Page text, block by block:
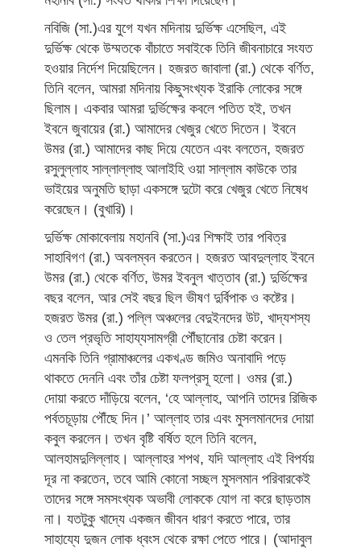
নবিজি (সা.)এর যুগে যখন মদিনায় দুর্ভিক্ষ এসেছিল, এই
দুর্ভিক্ষ থেকে উম্মতকে বাঁচাতে সবাইকে তিনি জীবনাচারে সংযত
হওয়ার নির্দেশ দিয়েছিলেন। হজরত জাবালা (রা.) থেকে বর্ণিত,
তিনি বলেন, আমরা মদিনায় কিছুসংখ্যক ইরাকি লোকের সঙ্গে
ছিলাম। একবার আমরা দুর্ভিক্ষের কবলে পতিত হই, তখন
ইবনে জুবায়ের (রা.) আমাদের খেজুর খেতে দিতেন। ইবনে
উমর (রা.) আমাদের কাছ দিয়ে যেতেন এবং বলতেন, হজরত
রসুলুল্লাহ সাল্লাল্লাহু আলাইহি ওয়া সাল্লাম কাউকে তার
ভাইয়ের অনুমতি ছাড়া একসঙ্গে দুটো করে খেজুর খেতে নিষেধ
করেছেন। (বুখারি)।
দুর্ভিক্ষ মোকাবেলায় মহানবি (সা.)এর শিক্ষাই তার পবিত্র
সাহাবিগণ (রা.) অবলম্বন করতেন। হজরত আবদুল্লাহ ইবনে
উমর (রা.) থেকে বর্ণিত, উমর ইবনুল খাত্তাব (রা.) দুর্ভিক্ষের
বছর বলেন, আর সেই বছর ছিল ভীষণ দুর্বিপাক ও কষ্টের।
হজরত উমর (রা.) পল্লি অঞ্চলের বেদুইনদের উট, খাদ্যশস্য
ও তেল প্রভৃতি সাহায্যসামগ্রী পৌঁছানোর চেষ্টা করেন।
এমনকি তিনি গ্রামাঞ্চলের একখণ্ড জমিও অনাবাদি পড়ে
থাকতে দেননি এবং তাঁর চেষ্টা ফলপ্রসূ হলো। ওমর (রা.)
দোয়া করতে দাঁড়িয়ে বলেন, ‘হে আল্লাহ, আপনি তাদের রিজিক
পর্বতচূড়ায় পৌঁছে দিন।’ আল্লাহ তার এবং মুসলমানদের দোয়া
কবুল করলেন। তখন বৃষ্টি বর্ষিত হলে তিনি বলেন,
আলহামদুলিল্লাহ। আল্লাহর শপথ, যদি আল্লাহ এই বিপর্যয়
দূর না করতেন, তবে আমি কোনো সচ্ছল মুসলমান পরিবারকেই
তাদের সঙ্গে সমসংখ্যক অভাবী লোককে যোগ না করে ছাড়তাম
না। যতটুকু খাদ্যে একজন জীবন ধারণ করতে পারে, তার
সাহায্যে দুজন লোক ধ্বংস থেকে রক্ষা পেতে পারে। (আদাবুল